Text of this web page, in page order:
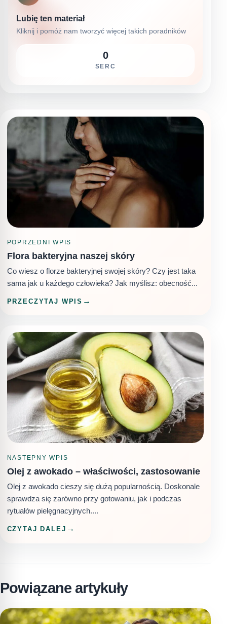
Lubię ten materiał
Kliknij i pomóż nam tworzyć więcej takich poradników
0
SERC
POPRZEDNI WPIS
Flora bakteryjna naszej skóry
Co wiesz o florze bakteryjnej swojej skóry? Czy jest taka
sama jak u każdego człowieka? Jak myślisz: obecność...
PRZECZYTAJ WPIS
NASTEPNY WPIS
Olej z awokado – właściwości, zastosowanie
Olej z awokado cieszy się dużą popularnością. Doskonale
sprawdza się zarówno przy gotowaniu, jak i podczas
rytuałów pielęgnacyjnych....
CZYTAJ DALEJ
Powiązane artykuły